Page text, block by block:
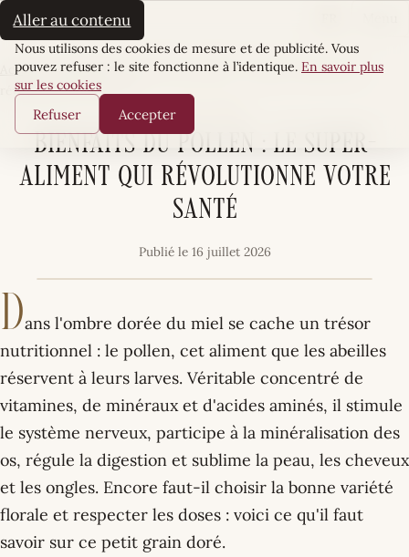
Aller au contenu
La Sultane
Accueil·Terre Mère· Bienfaits du pollen : le super-aliment qui
révolutionne votre santé
TERRE MÈRE
Bienfaits du pollen : le super-
aliment qui révolutionne votre
santé
Publié le 16 juillet 2026
Dans l'ombre dorée du miel se cache un trésor
nutritionnel : le pollen, cet aliment que les abeilles
réservent à leurs larves. Véritable concentré de
vitamines, de minéraux et d'acides aminés, il stimule
le système nerveux, participe à la minéralisation des
os, régule la digestion et sublime la peau, les cheveux
et les ongles. Encore faut-il choisir la bonne variété
florale et respecter les doses : voici ce qu'il faut
savoir sur ce petit grain doré.
Cookies
Nous utilisons des cookies de mesure et de publicité. Vous
pouvez refuser : le site fonctionne à l’identique. En savoir plus
sur les cookies
Refuser Accepter